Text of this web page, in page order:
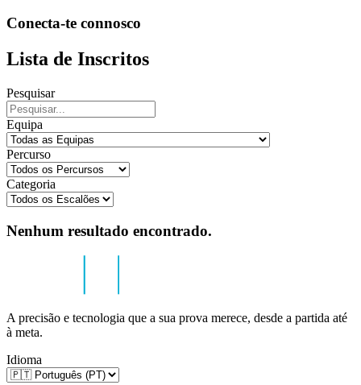
Conecta-te connosco
Lista de Inscritos
Pesquisar
Equipa
Percurso
Categoria
Nenhum resultado encontrado.
A precisão e tecnologia que a sua prova merece, desde a partida até
à meta.
Idioma